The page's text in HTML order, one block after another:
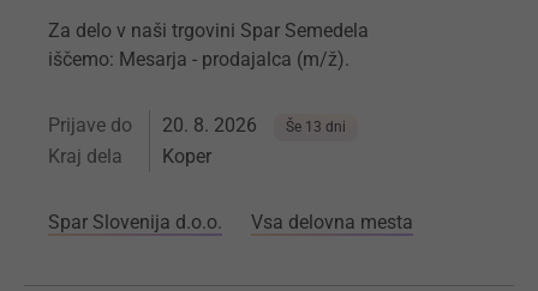
Za delo v naši trgovini Spar Semedela
iščemo: Mesarja - prodajalca (m/ž).
Prijave do 20. 8. 2026 Še 13 dni
Kraj dela Koper
Spar Slovenija d.o.o. Vsa delovna mesta